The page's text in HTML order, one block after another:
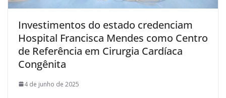
Investimentos do estado credenciam
Hospital Francisca Mendes como Centro
de Referência em Cirurgia Cardíaca
Congênita
4 de junho de 2025